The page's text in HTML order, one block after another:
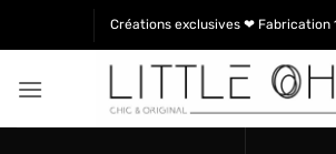
Créations exclusives ❤ Fabrication